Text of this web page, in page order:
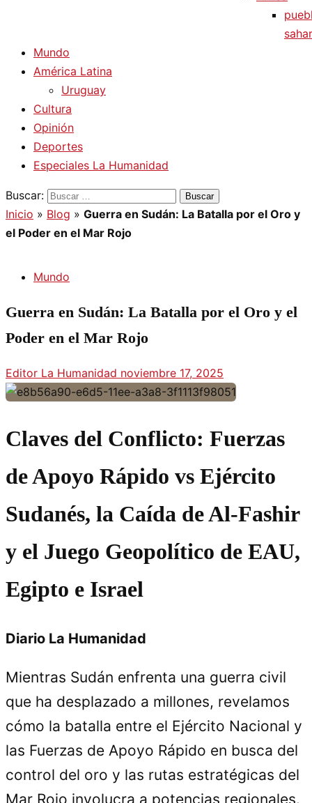
Mundo
América Latina
Uruguay
Cultura
Opinión
Deportes
Especiales La Humanidad
Buscar:
Inicio » Blog » Guerra en Sudán: La Batalla por el Oro y
el Poder en el Mar Rojo
Mundo
Guerra en Sudán: La Batalla por el Oro y el
Poder en el Mar Rojo
Editor La Humanidad noviembre 17, 2025
Claves del Conflicto: Fuerzas
de Apoyo Rápido vs Ejército
Sudanés, la Caída de Al-Fashir
y el Juego Geopolítico de EAU,
Egipto e Israel
Diario La Humanidad
Mientras Sudán enfrenta una guerra civil
que ha desplazado a millones, revelamos
cómo la batalla entre el Ejército Nacional y
las Fuerzas de Apoyo Rápido en busca del
control del oro y las rutas estratégicas del
Mar Rojo involucra a potencias regionales.